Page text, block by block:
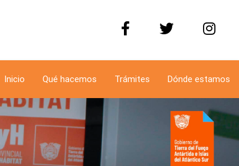
Inicio Qué hacemos Trámites Dónde estamos